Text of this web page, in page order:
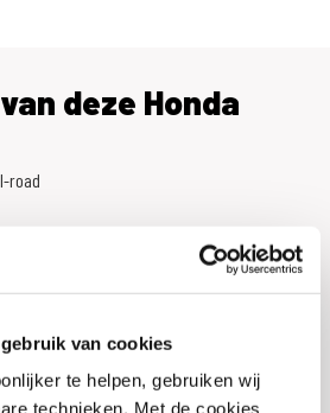
van cookies
te helpen, gebruiken wij
technieken. Met de cookies
deze Honda
road
Hillegom